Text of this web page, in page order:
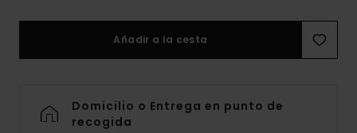
Añadir a la cesta
Domicilio o Entrega en punto de
recogida